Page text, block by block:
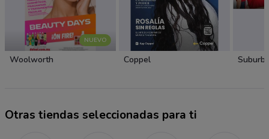
NUEVO
Woolworth Coppel
Otras tiendas seleccionadas para ti